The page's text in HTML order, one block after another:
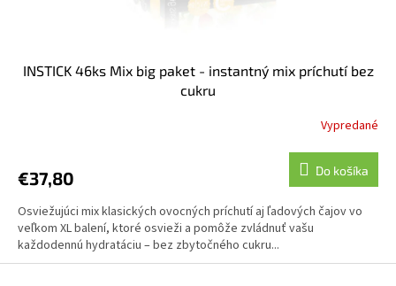
INSTICK 46ks Mix big paket - instantný mix príchutí bez
cukru
Vypredané
€37,80 Do košíka
Osviežujúci mix klasických ovocných príchutí aj ľadových čajov vo
veľkom XL balení, ktoré osvieži a pomôže zvládnuť vašu
každodennú hydratáciu – bez zbytočného cukru...